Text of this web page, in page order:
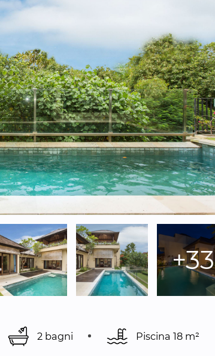
+33
2 bagni Piscina 18 m²